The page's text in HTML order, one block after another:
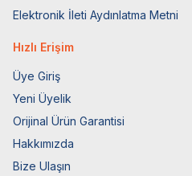
Elektronik İleti Aydınlatma Metni
Hızlı Erişim
Üye Giriş
Yeni Üyelik
Orijinal Ürün Garantisi
Hakkımızda
Bize Ulaşın